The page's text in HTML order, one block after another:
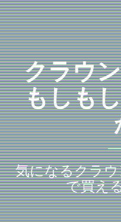
クラウ
もしも
気になるクラ
で買え